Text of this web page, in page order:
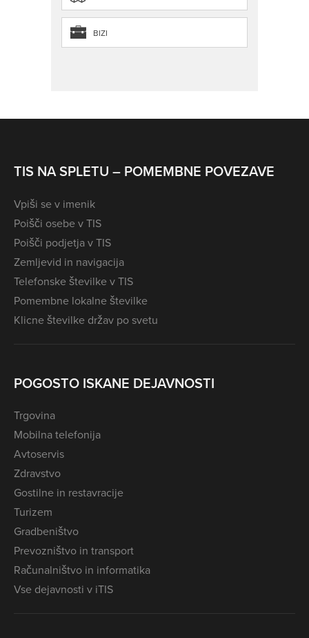
BIZI
TIS NA SPLETU – POMEMBNE POVEZAVE
Vpiši se v imenik
Poišči osebe v TIS
Poišči podjetja v TIS
Zemljevid in navigacija
Telefonske številke v TIS
Pomembne lokalne številke
Klicne številke držav po svetu
POGOSTO ISKANE DEJAVNOSTI
Trgovina
Mobilna telefonija
Avtoservis
Zdravstvo
Gostilne in restavracije
Turizem
Gradbeništvo
Prevozništvo in transport
Računalništvo in informatika
Vse dejavnosti v iTIS